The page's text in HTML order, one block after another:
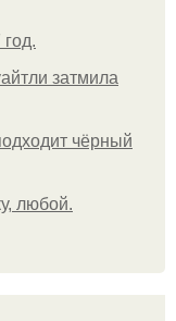
затмила
чёрный
любой.